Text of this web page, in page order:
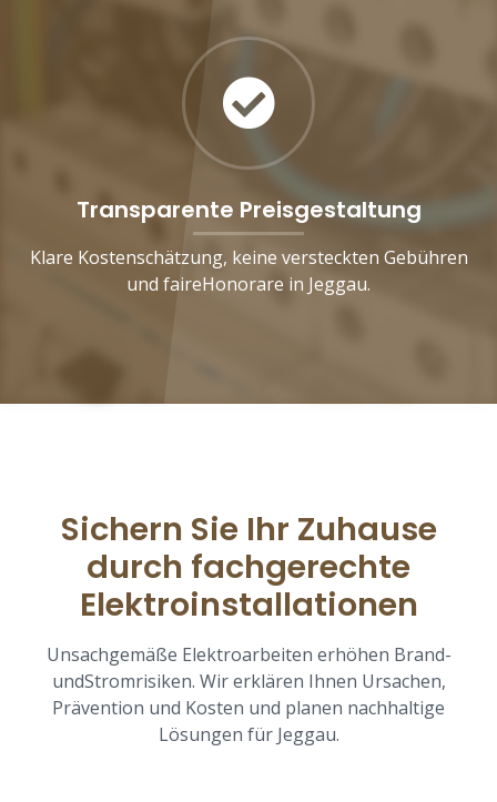
Transparente Preisgestaltung
Klare Kostenschätzung, keine versteckten Gebühren
und faireHonorare in Jeggau.
Sichern Sie Ihr Zuhause
durch fachgerechte
Elektroinstallationen
Unsachgemäße Elektroarbeiten erhöhen Brand-
undStromrisiken. Wir erklären Ihnen Ursachen,
Prävention und Kosten und planen nachhaltige
Lösungen für Jeggau.